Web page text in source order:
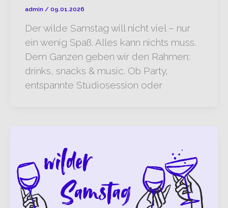
admin / 09.01.2026
Der wilde Samstag will nicht viel – nur
ein wenig Spaß. Alles kann nichts muss.
Dem Ganzen geben wir den Rahmen:
drinks, snacks & music. Ob Party,
entspannte Studiosession oder